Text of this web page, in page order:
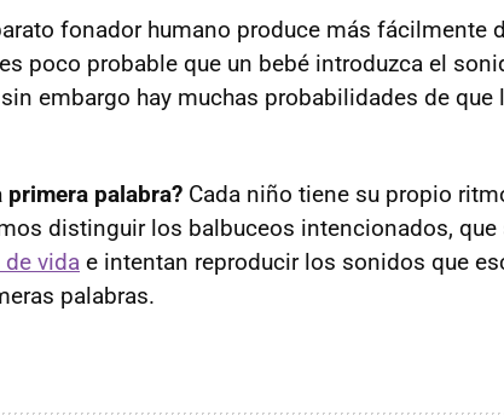
fonador humano produce más fácilmente
poco probable que un bebé introduzca el
embargo hay muchas probabilidades de que
palabra? Cada niño tiene su propio
distinguir los balbuceos intencionados, que
vida e intentan reproducir los sonidos que
palabras.